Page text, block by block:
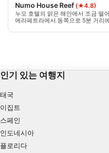
Numo House Reef (★4.8)
누모 호텔의 맑은 해안에서 조금 떨
에라페트라에서 동쪽으로 5분 거리
이릅니다. 황금빛 모래, 다양한 물고
인기 있는 여행지
태국
이집트
스페인
인도네시아
플로리다
Use limited data to select
Create profiles for
Create profiles to
Measure advertising
Measure content